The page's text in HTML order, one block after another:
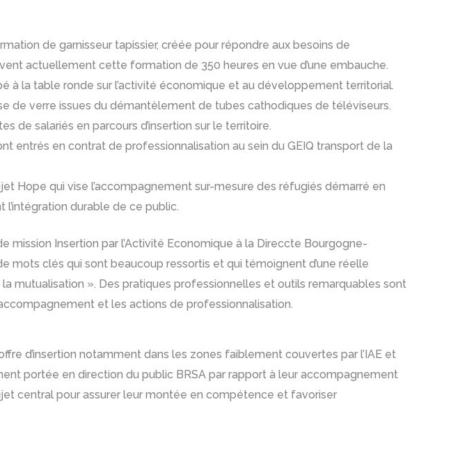
de garnisseur tapissier, créée pour répondre aux besoins de
actuellement cette formation de 350 heures en vue d’une embauche.
à la table ronde sur l’activité économique et au développement territorial.
de verre issues du démantèlement de tubes cathodiques de téléviseurs.
de salariés en parcours d’insertion sur le territoire.
entrés en contrat de professionnalisation au sein du GEIQ transport de la
Hope qui vise l’accompagnement sur-mesure des réfugiés démarré en
durable de ce public.
Insertion par l’Activité Economique à la Direccte Bourgogne-
mots clés qui sont beaucoup ressortis et qui témoignent d’une réelle
mutualisation ». Des pratiques professionnelles et outils remarquables sont
et les actions de professionnalisation.
d’insertion notamment dans les zones faiblement couvertes par l’IAE et
portée en direction du public BRSA par rapport à leur accompagnement
central pour assurer leur montée en compétence et favoriser